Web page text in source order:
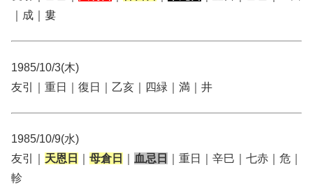
｜成｜婁
1985/10/3(木)
友引｜重日｜復日｜乙亥｜四緑｜満｜井
1985/10/9(水)
友引｜ 天恩日 母倉日 血忌日
｜重日｜辛巳｜七赤｜危｜
軫